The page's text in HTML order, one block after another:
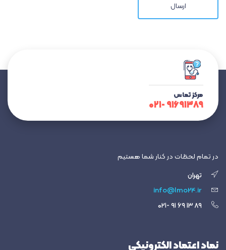
ارسال
مرکز تماس
۹۱۶۹۱۳۸۹ -۰۲۱
در تمام لحظات در کنار شما هستیم
تهران
نماد اعتماد الکترونیکی